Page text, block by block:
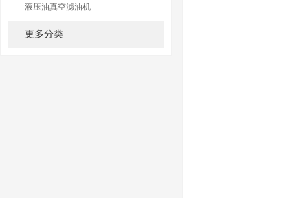
液压油真空滤油机
更多分类